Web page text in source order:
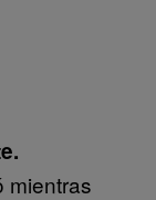
mientras